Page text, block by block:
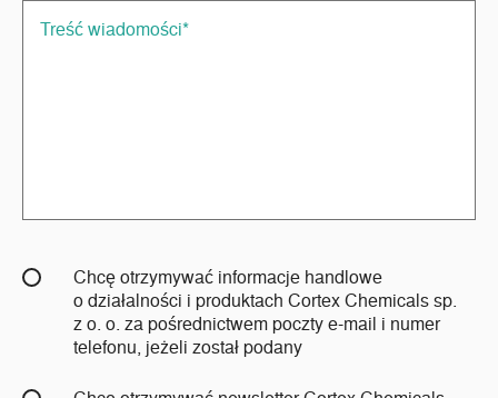
Chcę otrzymywać informacje handlowe
o działalności i produktach Cortex Chemicals sp.
z o. o. za pośrednictwem poczty e-mail i numer
telefonu, jeżeli został podany